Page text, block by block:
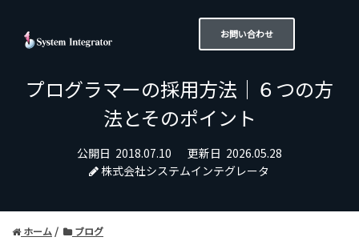
お問い合わせ
プログラマーの採用方法｜６つの方
法とそのポイント
公開日 2018.07.10 更新日 2026.05.28
株式会社システムインテグレータ
ホーム ブログ